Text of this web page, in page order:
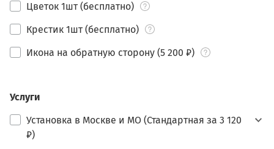
Цветок 1шт (бесплатно)
Крестик 1шт (бесплатно)
Икона на обратную сторону (5 200 ₽)
Услуги
Установка в Москве и МО (Стандартная за 3 120
₽)